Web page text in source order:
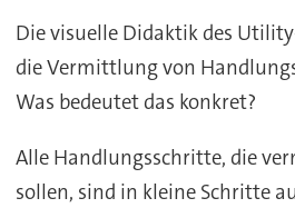
Die visuelle Didaktik des
die Vermittlung von
Was bedeutet das konkret?
Alle Handlungsschritte, die
sollen, sind in kleine Schritte